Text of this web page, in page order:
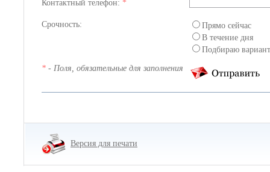
Контактный телефон: *
Срочность:
Прямо сейчас
В течение дня
Подбираю
* - Поля, обязательные для заполнения
Версия для печати